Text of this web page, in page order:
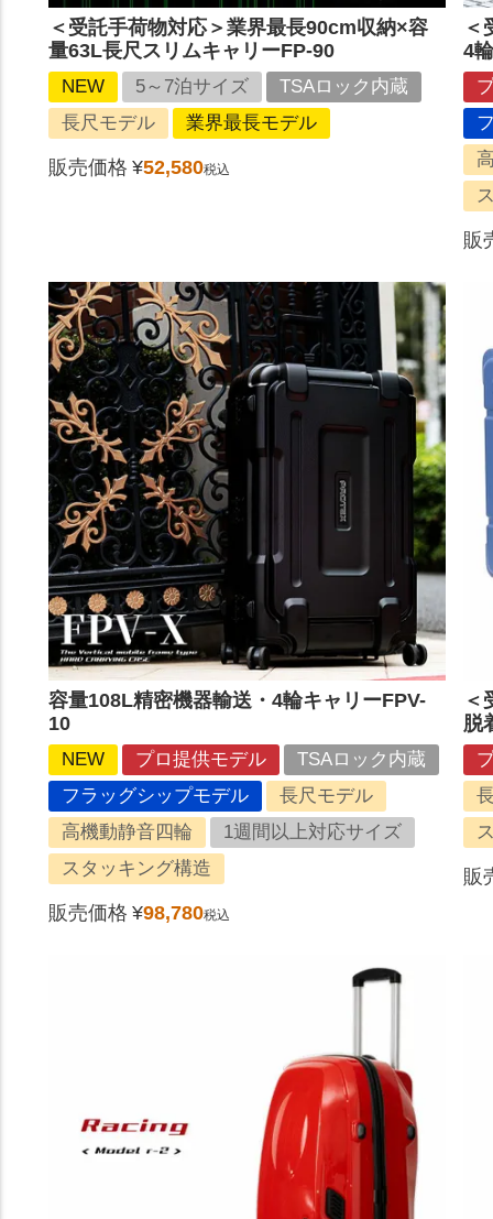
＜受託手荷物対応＞業界最長90cm収納×容
量63L長尺スリムキャリーFP-90
NEW 5～7泊サイズ
TSAロック内蔵
長尺モデル
業界最長モデル
販売価格 ¥52,580税込
＜
4
販
容量108L精密機器輸送・4輪キャリーFPV-
10
NEW プロ提供モデル
TSAロック内蔵
フラッグシップモデル
長尺モデル
高機動静音四輪
1週間以上対応サイズ
スタッキング構造
販売価格 ¥98,780税込
＜
脱
販